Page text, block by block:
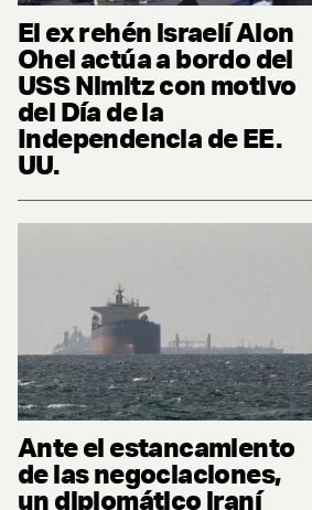
El ex rehén israelí Alon
Ohel actúa a bordo del
USS Nimitz con motivo
del Día de la
Independencia de EE.
UU.
Ante el estancamiento
de las negociaciones,
un diplomático iraní